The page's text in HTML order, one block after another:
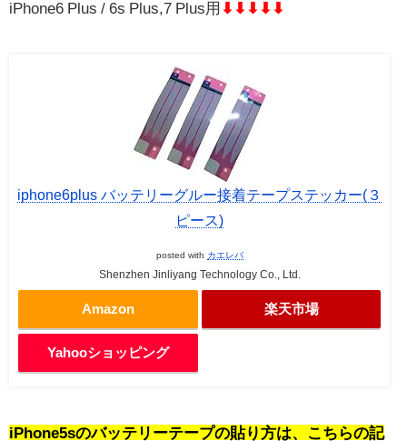
iPhone6 Plus / 6s Plus,7 Plus用 ⬇︎⬇︎⬇︎⬇︎⬇︎
iphone6plus バッテリーグルー接着テープステッカー(３
ピース)
posted with カエレバ
Shenzhen Jinliyang Technology Co., Ltd.
Amazon 楽天市場
Yahooショッピング
iPhone5sのバッテリーテープの貼り方は、こちらの記